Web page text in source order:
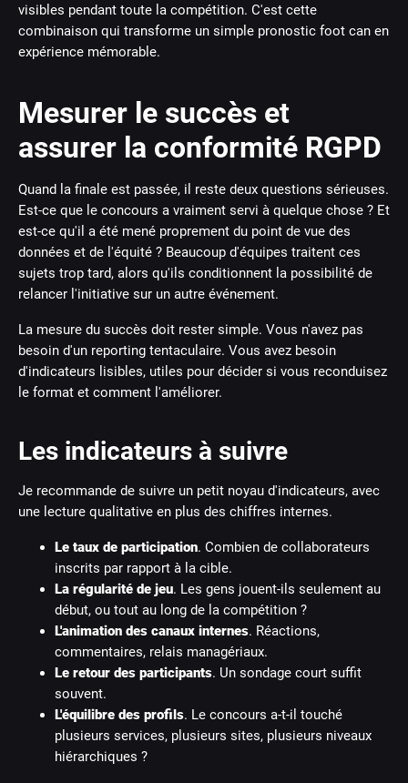
visibles pendant toute la compétition. C'est cette
combinaison qui transforme un simple pronostic foot can en
expérience mémorable.
Mesurer le succès et
assurer la conformité RGPD
Quand la finale est passée, il reste deux questions sérieuses.
Est-ce que le concours a vraiment servi à quelque chose ? Et
est-ce qu'il a été mené proprement du point de vue des
données et de l'équité ? Beaucoup d'équipes traitent ces
sujets trop tard, alors qu'ils conditionnent la possibilité de
relancer l'initiative sur un autre événement.
La mesure du succès doit rester simple. Vous n'avez pas
besoin d'un reporting tentaculaire. Vous avez besoin
d'indicateurs lisibles, utiles pour décider si vous reconduisez
le format et comment l'améliorer.
Les indicateurs à suivre
Je recommande de suivre un petit noyau d'indicateurs, avec
une lecture qualitative en plus des chiffres internes.
Le taux de participation. Combien de collaborateurs
inscrits par rapport à la cible.
La régularité de jeu. Les gens jouent-ils seulement au
début, ou tout au long de la compétition ?
L'animation des canaux internes. Réactions,
commentaires, relais managériaux.
Le retour des participants. Un sondage court suffit
souvent.
L'équilibre des profils. Le concours a-t-il touché
plusieurs services, plusieurs sites, plusieurs niveaux
hiérarchiques ?